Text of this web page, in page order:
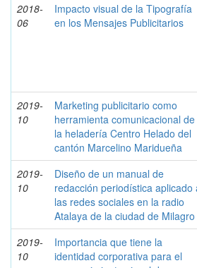
2018-
06
Impacto visual de la Tipografía
en los Mensajes Publicitarios
2019-
10
Marketing publicitario como
herramienta comunicacional de
la heladería Centro Helado del
cantón Marcelino Maridueña
2019-
10
Diseño de un manual de
redacción periodística aplicado
las redes sociales en la radio
Atalaya de la ciudad de Milagro
2019-
10
Importancia que tiene la
identidad corporativa para el